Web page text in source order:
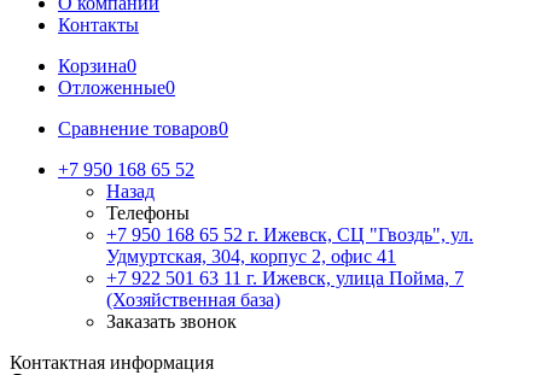
Контакты
Корзина0
Отложенные0
Сравнение товаров0
+7 950 168 65 52
Назад
Телефоны
+7 950 168 65 52 г. Ижевск, СЦ "Гвоздь", ул.
Удмуртская, 304, корпус 2, офис 41
+7 922 501 63 11 г. Ижевск, улица Пойма, 7
(Хозяйственная база)
Заказать звонок
Контактная информация